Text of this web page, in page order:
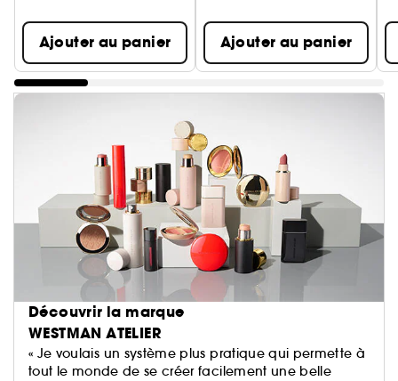
Ajouter au panier Ajouter au panier
Découvrir la marque
WESTMAN ATELIER
« Je voulais un système plus pratique qui permette à
tout le monde de se créer facilement une belle